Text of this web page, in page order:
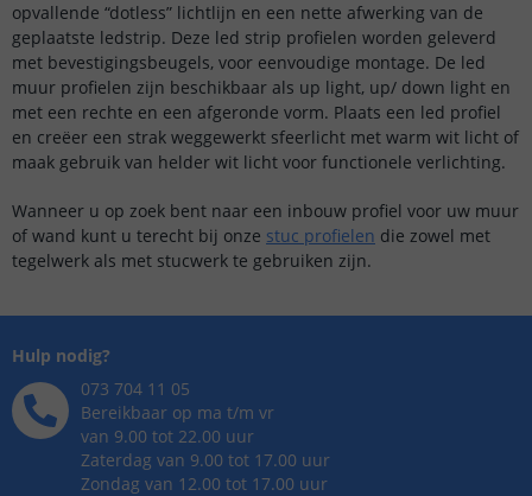
opvallende “dotless” lichtlijn en een nette afwerking van de
geplaatste ledstrip. Deze led strip profielen worden geleverd
met bevestigingsbeugels, voor eenvoudige montage. De led
muur profielen zijn beschikbaar als up light, up/ down light en
met een rechte en een afgeronde vorm. Plaats een led profiel
en creëer een strak weggewerkt sfeerlicht met warm wit licht of
maak gebruik van helder wit licht voor functionele verlichting.
Wanneer u op zoek bent naar een inbouw profiel voor uw muur
of wand kunt u terecht bij onze stuc profielen die zowel met
tegelwerk als met stucwerk te gebruiken zijn.
Hulp nodig?
073 704 11 05
Bereikbaar op ma t/m vr
van 9.00 tot 22.00 uur
Zaterdag van 9.00 tot 17.00 uur
Zondag van 12.00 tot 17.00 uur